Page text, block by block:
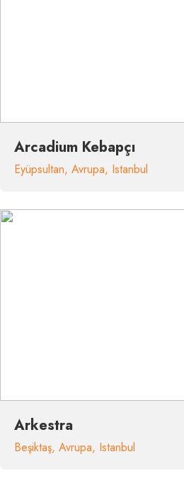
Arcadium Kebapçı
Eyüpsultan, Avrupa, Istanbul
Arkestra
Beşiktaş, Avrupa, Istanbul